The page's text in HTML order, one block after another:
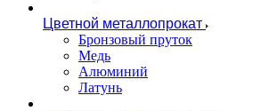
Цветной металлопрокат
Бронзовый пруток
Медь
Алюминий
Латунь